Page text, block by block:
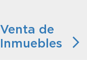
Venta de
Inmuebles